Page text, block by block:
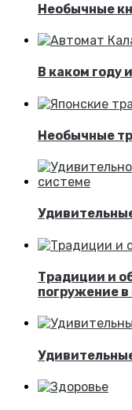
Необычные
В каком году
Необычные
Традиции и
погружение в